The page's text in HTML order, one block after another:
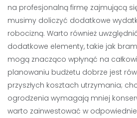
na profesjonalną firmę zajmującą
musimy doliczyć dodatkowe
robocizną. Warto również
dodatkowe elementy, takie jak
mogą znacząco wpłynąć na
planowaniu budżetu dobrze jest
przyszłych kosztach utrzymania;
ogrodzenia wymagają mniej
warto zainwestować w